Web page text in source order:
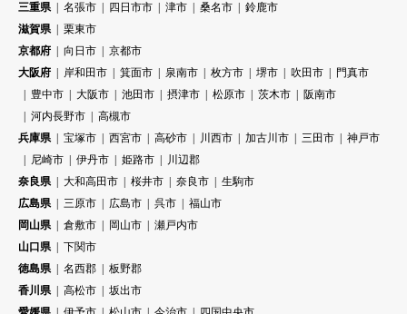
三重県
名張市 四日市市 津市 桑名市
鈴鹿市
滋賀県
栗東市
京都府
向日市
京都市
大阪府
岸和田市 箕面市 泉南市 枚方市 堺市 吹田市
門真市
豊中市
大阪市 池田市 摂津市 松原市 茨木市
阪南市
河内長野市
高槻市
兵庫県
宝塚市 西宮市 高砂市 川西市 加古川市 三田市
神戸市
尼崎市
伊丹市 姫路市
川辺郡
奈良県
大和高田市 桜井市 奈良市
生駒市
広島県
三原市 広島市 呉市
福山市
岡山県
倉敷市 岡山市
瀬戸内市
山口県
下関市
徳島県
名西郡
板野郡
香川県
高松市
坂出市